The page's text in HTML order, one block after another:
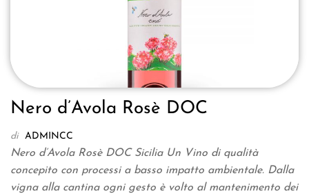
Nero d’Avola Rosè DOC
di ADMINCC
Nero d’Avola Rosè DOC Sicilia Un Vino di qualità
concepito con processi a basso impatto ambientale. Dalla
vigna alla cantina ogni gesto è volto al mantenimento dei